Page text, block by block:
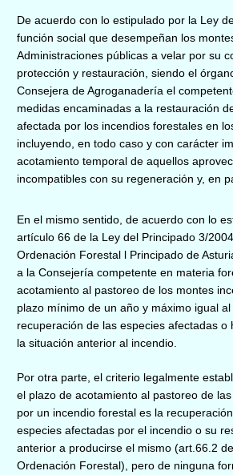
De acuerdo con lo estipulado por la Ley
función social que desempeñan los
Administraciones públicas a velar por su
protección y restauración, siendo el
Consejera de Agroganadería el
medidas encaminadas a la restauración
afectada por los incendios forestales en
incluyendo, en todo caso y con carácter
acotamiento temporal de aquellos
incompatibles con su regeneración y, en
En el mismo sentido, de acuerdo con lo
artículo 66 de la Ley del Principado 3/
Ordenación Forestal l Principado de
a la Consejería competente en materia
acotamiento al pastoreo de los montes
plazo mínimo de un año y máximo igual
recuperación de las especies afectadas o
la situación anterior al incendio.
Por otra parte, el criterio legalmente
el plazo de acotamiento al pastoreo de
por un incendio forestal es la
especies afectadas por el incendio o su
anterior a producirse el mismo (art.66.2
Ordenación Forestal), pero de ninguna